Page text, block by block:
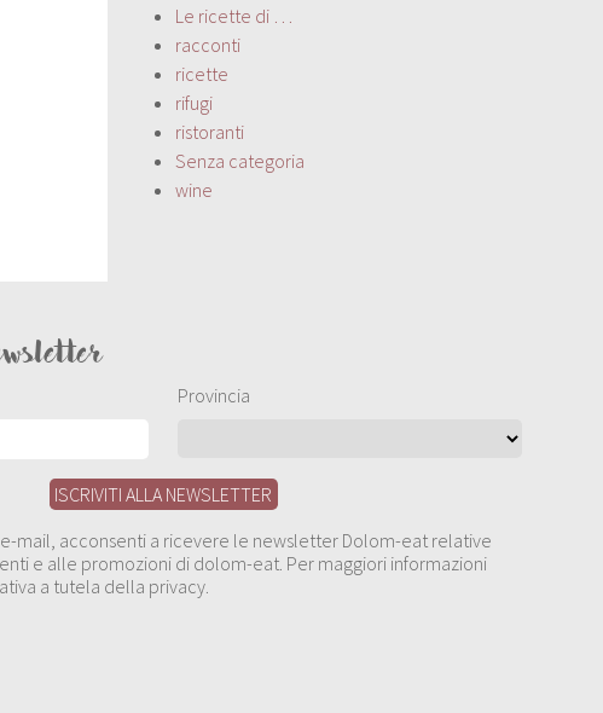
Le ricette di …
racconti
ricette
rifugi
ristoranti
Senza categoria
wine
Provincia
mail, acconsenti a ricevere le newsletter Dolom-eat relative
e alle promozioni di dolom-eat. Per maggiori informazioni
a tutela della privacy.